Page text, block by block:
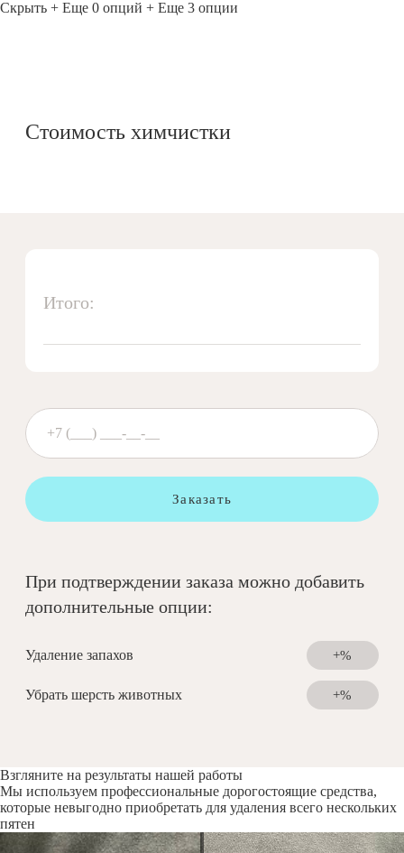
Скрыть + Еще 0 опций + Еще 3 опции
Стоимость химчистки
Итого:
Заказать
При подтверждении заказа можно добавить
дополнительные опции:
Удаление запахов +%
Убрать шерсть животных +%
Взгляните на результаты нашей работы
Мы используем профессиональные дорогостоящие средства,
которые невыгодно приобретать для удаления всего нескольких
пятен